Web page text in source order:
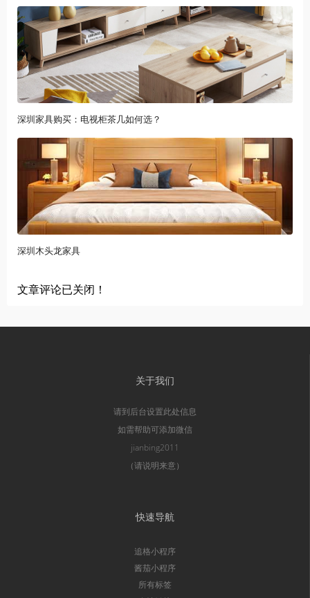
深圳家具购买：电视柜茶几如何选？
深圳木头龙家具
文章评论已关闭！
关于我们
请到后台设置此处信息
如需帮助可添加微信
jianbing2011
（请说明来意）
快速导航
追格小程序
酱茄小程序
所有标签